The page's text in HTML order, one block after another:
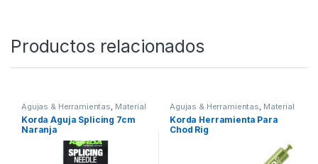
Productos relacionados
Agujas & Herramientas, Material
Montajes
Korda Aguja Splicing 7cm
Naranja
Agujas & Herramientas, Material
Montajes
Korda Herramienta Para
Chod Rig